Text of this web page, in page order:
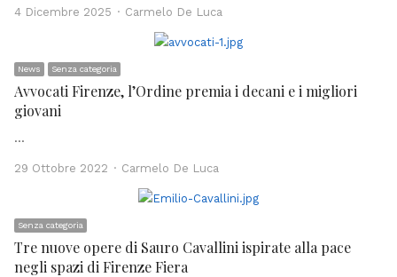
4 Dicembre 2025 Author
Carmelo De Luca
News Senza categoria
Avvocati Firenze, l’Ordine premia i decani e i migliori
giovani
…
29 Ottobre 2022 Author
Carmelo De Luca
Senza categoria
Tre nuove opere di Sauro Cavallini ispirate alla pace
negli spazi di Firenze Fiera